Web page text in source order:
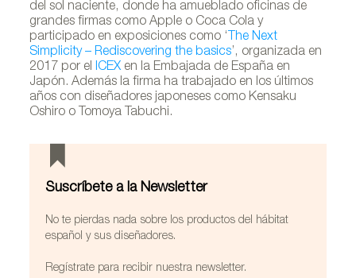
del sol naciente, donde ha amueblado oficinas de
grandes firmas como Apple o Coca Cola y
participado en exposiciones como ‘ The Next
Simplicity – Rediscovering the basics’, organizada en
2017 por elICEX en la Embajada de España en
Japón. Además la firma ha trabajado en los últimos
años con diseñadores japoneses como Kensaku
Oshiro o Tomoya Tabuchi.
Suscríbete a la Newsletter
No te pierdas nada sobre los productos del hábitat
español y sus diseñadores.
Regístrate para recibir nuestra newsletter.